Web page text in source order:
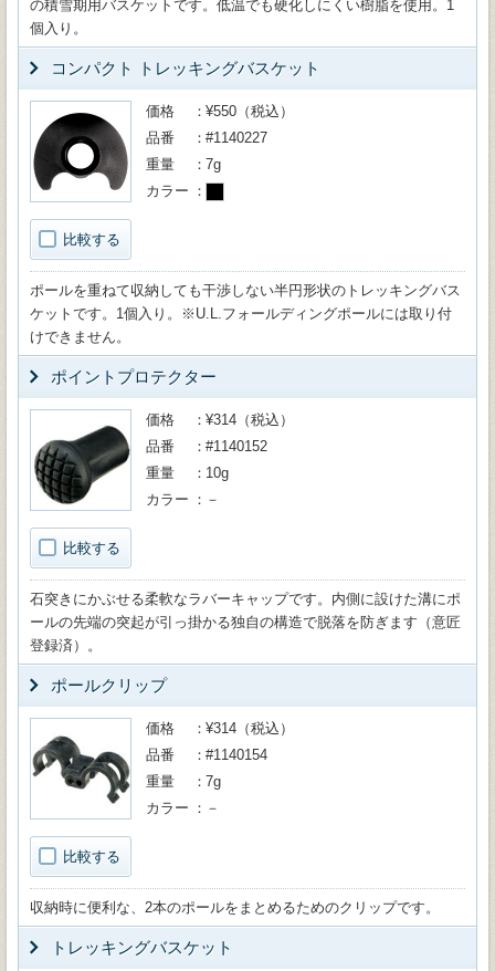
の積雪期用バスケットです。低温でも硬化しにくい樹脂を使用。1
個入り。
コンパクト トレッキングバスケット
比較する
価格
¥550（税込）
品番
#1140227
重量
7g
カラー
ポールを重ねて収納しても干渉しない半円形状のトレッキングバス
ケットです。1個入り。※U.L.フォールディングポールには取り付
けできません。
ポイントプロテクター
比較する
価格
¥314（税込）
品番
#1140152
重量
10g
カラー
－
石突きにかぶせる柔軟なラバーキャップです。内側に設けた溝にポ
ールの先端の突起が引っ掛かる独自の構造で脱落を防ぎます（意匠
登録済）。
ポールクリップ
比較する
価格
¥314（税込）
品番
#1140154
重量
7g
カラー
－
収納時に便利な、2本のポールをまとめるためのクリップです。
トレッキングバスケット